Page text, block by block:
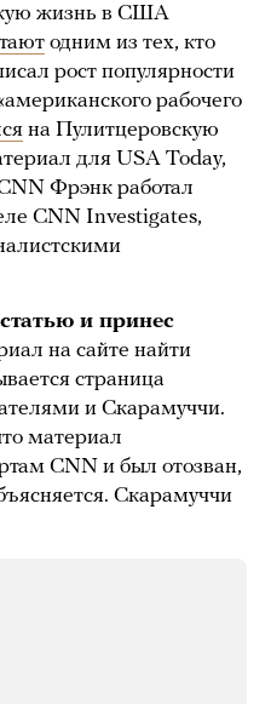
жизнь в США
одним из тех, кто
рост популярности
рабочего
на Пулитцеровскую
для USA Today,
Фрэнк работал
CNN Investigates,
и принес
на сайте найти
страница
и Скарамуччи.
материал
CNN и был отозван,
Скарамуччи